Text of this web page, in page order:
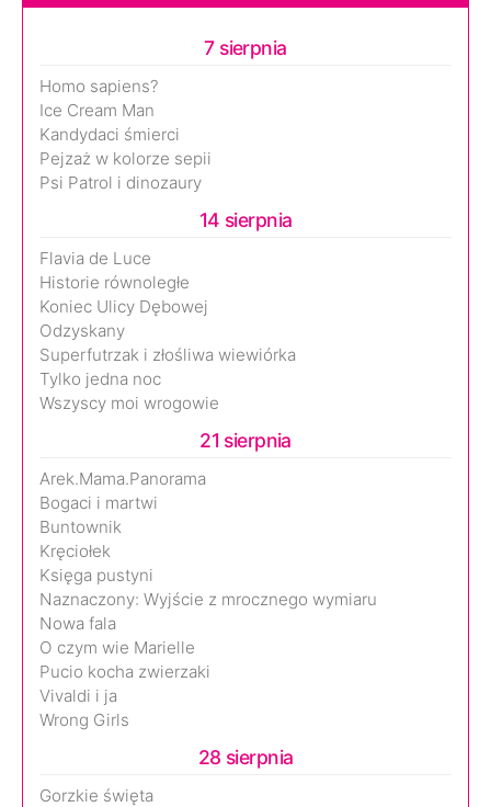
7 sierpnia
Homo sapiens?
Ice Cream Man
Kandydaci śmierci
Pejzaż w kolorze sepii
Psi Patrol i dinozaury
14 sierpnia
Flavia de Luce
Historie równoległe
Koniec Ulicy Dębowej
Odzyskany
Superfutrzak i złośliwa wiewiórka
Tylko jedna noc
Wszyscy moi wrogowie
21 sierpnia
Arek.Mama.Panorama
Bogaci i martwi
Buntownik
Kręciołek
Księga pustyni
Naznaczony: Wyjście z mrocznego wymiaru
Nowa fala
O czym wie Marielle
Pucio kocha zwierzaki
Vivaldi i ja
Wrong Girls
28 sierpnia
Gorzkie święta